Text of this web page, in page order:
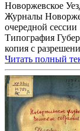
Новоржевское
Журналы
очередной сессии
Типография
копия с
Читать полный